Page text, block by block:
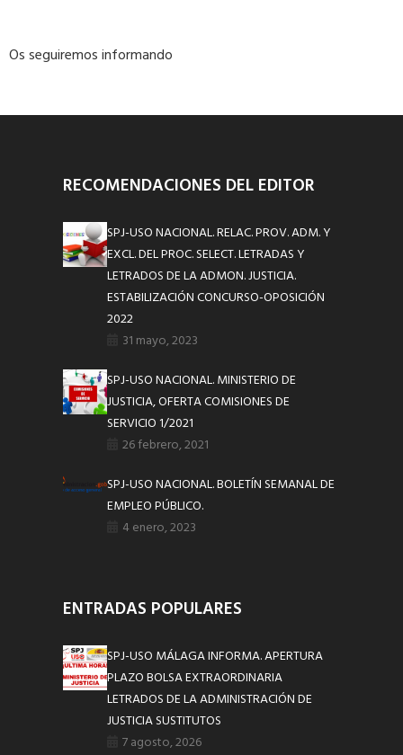
Os seguiremos informando
RECOMENDACIONES DEL EDITOR
SPJ-USO NACIONAL. RELAC. PROV. ADM. Y
EXCL. DEL PROC. SELECT. LETRADAS Y
LETRADOS DE LA ADMON. JUSTICIA.
ESTABILIZACIÓN CONCURSO-OPOSICIÓN
2022
31 mayo, 2023
SPJ-USO NACIONAL. MINISTERIO DE
JUSTICIA, OFERTA COMISIONES DE
SERVICIO 1/2021
26 febrero, 2021
SPJ-USO NACIONAL. BOLETÍN SEMANAL DE
EMPLEO PÚBLICO.
4 enero, 2023
ENTRADAS POPULARES
SPJ-USO MÁLAGA INFORMA. APERTURA
PLAZO BOLSA EXTRAORDINARIA
LETRADOS DE LA ADMINISTRACIÓN DE
JUSTICIA SUSTITUTOS
7 agosto, 2026